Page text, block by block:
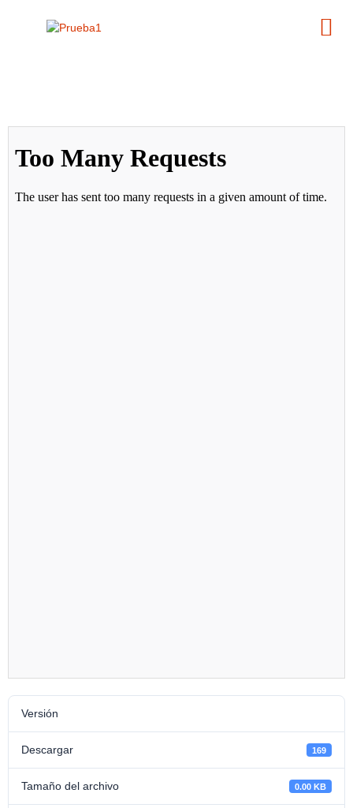
Versión
Descargar 169
Tamaño del archivo 0.00 KB